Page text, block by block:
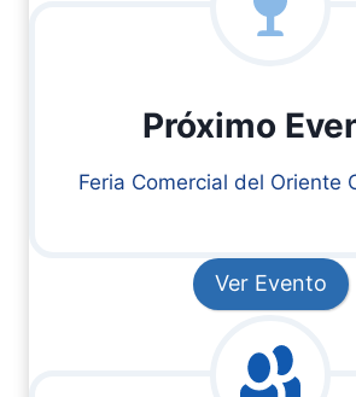
Próximo
Feria Comercial del Oriente
Ver Evento